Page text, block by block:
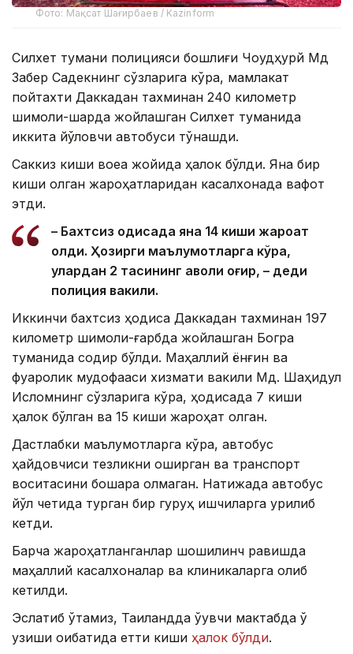
Фото: Мақсат Шағирбаев / Kazinform
Силхет тумани полицияси бошлиғи Чоудҳурй Мд
Забер Садекнинг сўзларига кўра, мамлакат
пойтахти Даккадан тахминан 240 километр
шимоли-шарқда жойлашган Силхет туманида
иккита йўловчи автобуси тўқнашди.
Саккиз киши воқеа жойида ҳалок бўлди. Яна бир
киши олган жароҳатларидан касалхонада вафот
этди.
– Бахтсиз ҳодисада яна 14 киши жароҳат
олди. Ҳозирги маълумотларга кўра,
улардан 2 тасининг аҳволи оғир, – деди
полиция вакили.
Иккинчи бахтсиз ҳодиса Даккадан тахминан 197
километр шимоли-ғарбда жойлашган Богра
туманида содир бўлди. Маҳаллий ёнғин ва
фуқаролик мудофааси хизмати вакили Мд. Шаҳидул
Исломнинг сўзларига кўра, ҳодисада 7 киши
ҳалок бўлган ва 15 киши жароҳат олган.
Дастлабки маълумотларга кўра, автобус
ҳайдовчиси тезликни оширган ва транспорт
воситасини бошқара олмаган. Натижада автобус
йўл четида турган бир гуруҳ ишчиларга урилиб
кетди.
Барча жароҳатланганлар шошилинч равишда
маҳаллий касалхоналар ва клиникаларга олиб
кетилди.
Эслатиб ўтамиз, Таиландда ўқувчи мактабда ўқ
узиши оқибатида етти киши ҳалок бўлди.